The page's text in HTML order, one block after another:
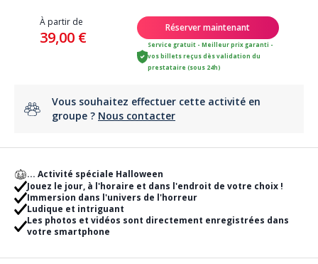
À partir de
39,00 €
Réserver maintenant
Service gratuit - Meilleur prix garanti -
vos billets reçus dès validation du
prestataire (sous 24h)
Vous souhaitez effectuer cette activité en
groupe ? Nous contacter
... Activité spéciale Halloween
Jouez le jour, à l'horaire et dans l'endroit de votre choix !
Immersion dans l'univers de l'horreur
Ludique et intriguant
Les photos et vidéos sont directement enregistrées dans
votre smartphone